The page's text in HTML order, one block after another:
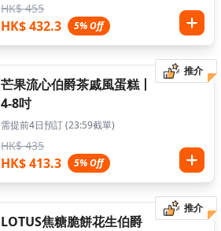
HK$ 455
HK$ 432.3 5% Off
推介
芒果流心伯爵茶戚風蛋糕丨
4-8吋
需提前4日預訂 (23:59截單)
HK$ 435
HK$ 413.3 5% Off
推介
LOTUS焦糖脆餅花生伯爵